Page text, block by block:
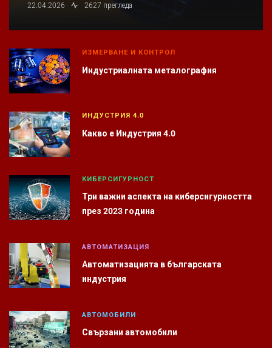
22.04.2026 2627 прегледа
ИЗМЕРВАНЕ И КОНТРОЛ
Индустриалната металография
ИНДУСТРИЯ 4.0
Какво е Индустрия 4.0
КИБЕРСИГУРНОСТ
Три важни аспекта на киберсигурността
през 2023 година
АВТОМАТИЗАЦИЯ
Автоматизацията в българската
индустрия
АВТОМОБИЛИ
Свързани автомобили